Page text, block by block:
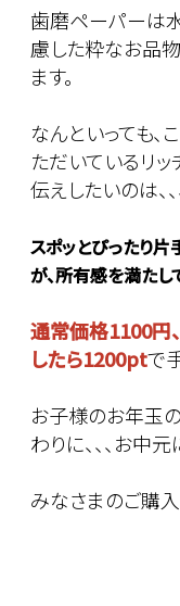
歯磨ペーパーは
慮した粋なお品
ます。
なんといっても
ただいているリ
伝えしたいのは、、
スポッとぴったり
が、所有感を満たし
通常価格1100円
したら1200ptで
お子様のお年玉
わりに、、、お中元
みなさまのご購入